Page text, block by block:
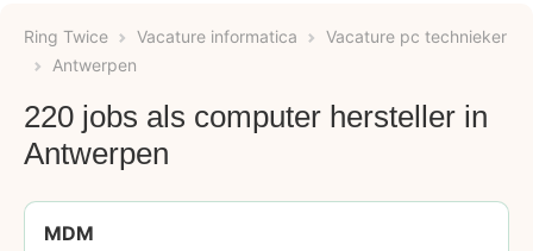
Ring Twice Vacature informatica
Vacature pc technieker
Antwerpen
220 jobs als computer hersteller in
Antwerpen
MDM